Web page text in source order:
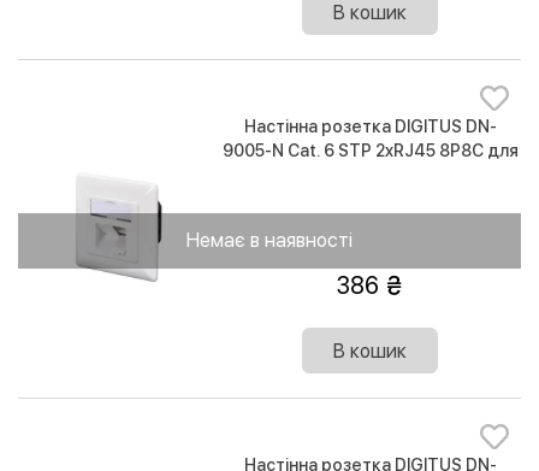
В кошик
Немає в наявності
Настінна розетка DIGITUS DN-
9005-N Cat. 6 STP 2xRJ45 8P8C для
386
В кошик
Настінна розетка DIGITUS DN-